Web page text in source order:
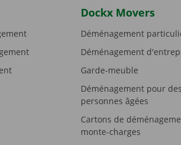
Dockx Movers
Déménagement
Déménagement
Garde-meuble
Déménagement pour des
personnes âgées
Cartons de
monte-charges